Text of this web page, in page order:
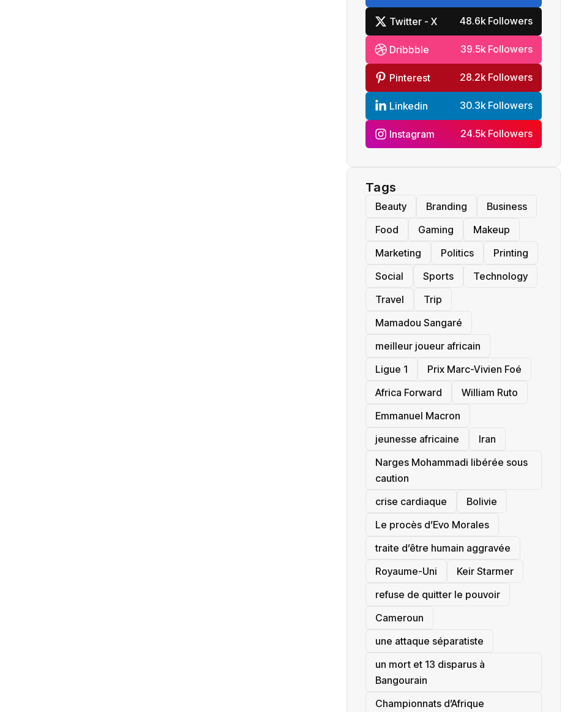
Twitter - X 48.6k Followers
Dribbble 39.5k Followers
Pinterest 28.2k Followers
Linkedin 30.3k Followers
Instagram 24.5k Followers
Tags
Beauty Branding
Business
Food
Gaming
Makeup
Marketing
Politics
Printing
Social
Sports
Technology
Travel
Trip
Mamadou Sangaré
meilleur joueur africain
Ligue 1
Prix Marc-Vivien Foé
‎Africa Forward
William Ruto
Emmanuel Macron
jeunesse africaine
‎Iran
Narges Mohammadi libérée sous
caution
crise cardiaque
‎Bolivie
Le procès d’Evo Morales
traite d’être humain aggravée
‎Royaume-Uni
Keir Starmer
refuse de quitter le pouvoir
‎Cameroun
une attaque séparatiste
un mort et 13 disparus à
Bangourain
‎Championnats d’Afrique